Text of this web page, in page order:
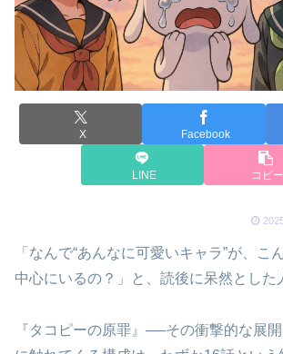
X Facebook
LINE コピー
「なんで“あんなに可愛いキャラ”が、こ
中心にいるの？」と、読後に呆然とした
『タコピーの原罪』──その衝撃的な展